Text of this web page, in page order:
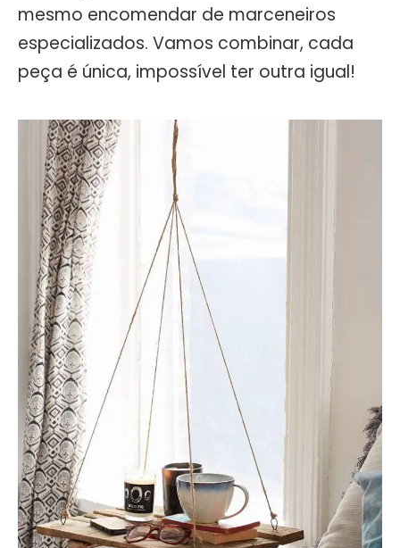
mesmo encomendar de marceneiros
especializados. Vamos combinar, cada
peça é única, impossível ter outra igual!